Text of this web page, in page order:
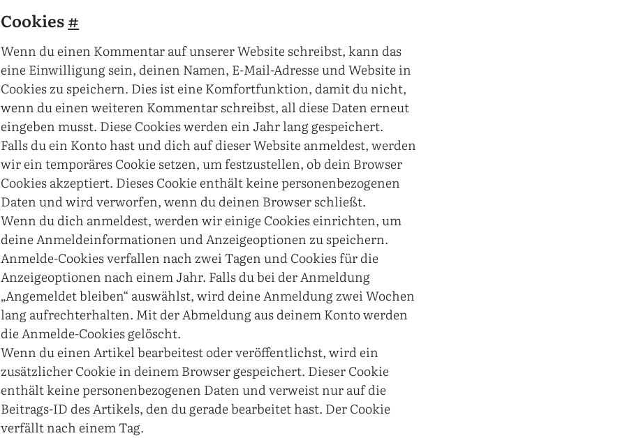
Cookies#
Wenn du einen Kommentar auf unserer Website schreibst, kann das
eine Einwilligung sein, deinen Namen, E-Mail-Adresse und Website in
Cookies zu speichern. Dies ist eine Komfortfunktion, damit du nicht,
wenn du einen weiteren Kommentar schreibst, all diese Daten erneut
eingeben musst. Diese Cookies werden ein Jahr lang gespeichert.
Falls du ein Konto hast und dich auf dieser Website anmeldest, werden
wir ein temporäres Cookie setzen, um festzustellen, ob dein Browser
Cookies akzeptiert. Dieses Cookie enthält keine personenbezogenen
Daten und wird verworfen, wenn du deinen Browser schließt.
Wenn du dich anmeldest, werden wir einige Cookies einrichten, um
deine Anmeldeinformationen und Anzeigeoptionen zu speichern.
Anmelde-Cookies verfallen nach zwei Tagen und Cookies für die
Anzeigeoptionen nach einem Jahr. Falls du bei der Anmeldung
„Angemeldet bleiben“ auswählst, wird deine Anmeldung zwei Wochen
lang aufrechterhalten. Mit der Abmeldung aus deinem Konto werden
die Anmelde-Cookies gelöscht.
Wenn du einen Artikel bearbeitest oder veröffentlichst, wird ein
zusätzlicher Cookie in deinem Browser gespeichert. Dieser Cookie
enthält keine personenbezogenen Daten und verweist nur auf die
Beitrags-ID des Artikels, den du gerade bearbeitet hast. Der Cookie
verfällt nach einem Tag.